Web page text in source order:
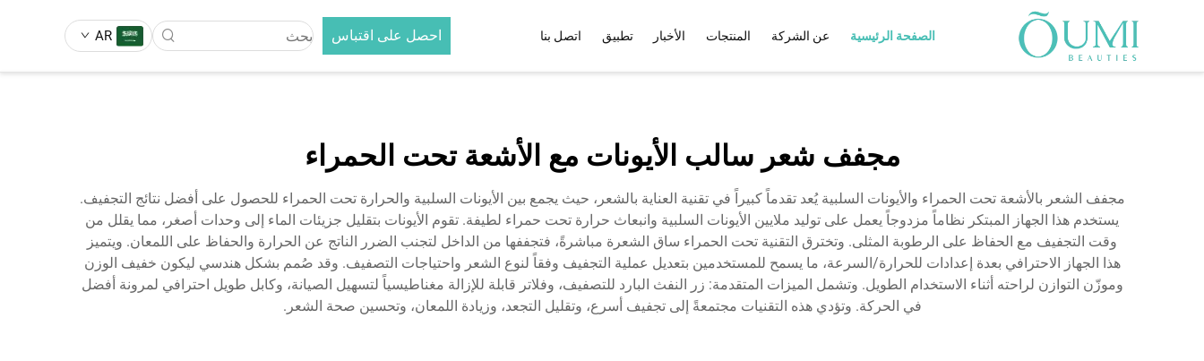
الصفحة الرئيسية عن الشركة المنتجات
مجفف شعر مزدوج الجهد
مجفف الشعر IQ AI
مجفف شعر حراري بالأشعة تحت
الحمراء البعيدة
مجفف الشعر بالأشعة تحت الحمراء
البعيدة
مجفف الشعر بالأشعة تحت الحمراء
مجفف الشعر البلازما
مُجعّد شعر خزفي بالأشعة تحت
الحمراء وأيونات
الحمراء وأيونات
مكواة تجعيد الشعر القابلة للتبديل 5 في
الأخبار تطبيق اتصل بنا احصل على اقتباس AR
مجفف شعر سالب الأيونات مع الأشعة تحت الحمراء
مجفف الشعر بالأشعة تحت الحمراء والأيونات السلبية يُعد تقدماً كبيراً في تقنية العناية بالشعر، حيث يجمع بين الأيونات السلبية والحرارة تحت الحمراء للحصول على أفضل نتائج التجفيف.
يستخدم هذا الجهاز المبتكر نظاماً مزدوجاً يعمل على توليد ملايين الأيونات السلبية وانبعاث حرارة تحت حمراء لطيفة. تقوم الأيونات بتقليل جزيئات الماء إلى وحدات أصغر، مما يقلل من
وقت التجفيف مع الحفاظ على الرطوبة المثلى. وتخترق التقنية تحت الحمراء ساق الشعرة مباشرةً، فتجففها من الداخل لتجنب الضرر الناتج عن الحرارة والحفاظ على اللمعان. ويتميز
هذا الجهاز الاحترافي بعدة إعدادات للحرارة/السرعة، ما يسمح للمستخدمين بتعديل عملية التجفيف وفقاً لنوع الشعر واحتياجات التصفيف. وقد صُمم بشكل هندسي ليكون خفيف الوزن
وموزّن التوازن لراحته أثناء الاستخدام الطويل. وتشمل الميزات المتقدمة: زر النفث البارد للتصفيف، وفلاتر قابلة للإزالة مغناطيسياً لتسهيل الصيانة، وكابل طويل احترافي لمرونة أفضل
في الحركة. وتؤدي هذه التقنيات مجتمعةً إلى تجفيف أسرع، وتقليل التجعد، وزيادة اللمعان، وتحسين صحة الشعر.